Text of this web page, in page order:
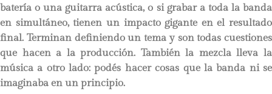
batería o una guitarra acústica, o si grabar a toda la banda
en simultáneo, tienen un impacto gigante en el resultado
final. Terminan definiendo un tema y son todas cuestiones
que hacen a la producción. También la mezcla lleva la
música a otro lado: podés hacer cosas que la banda ni se
imaginaba en un principio.